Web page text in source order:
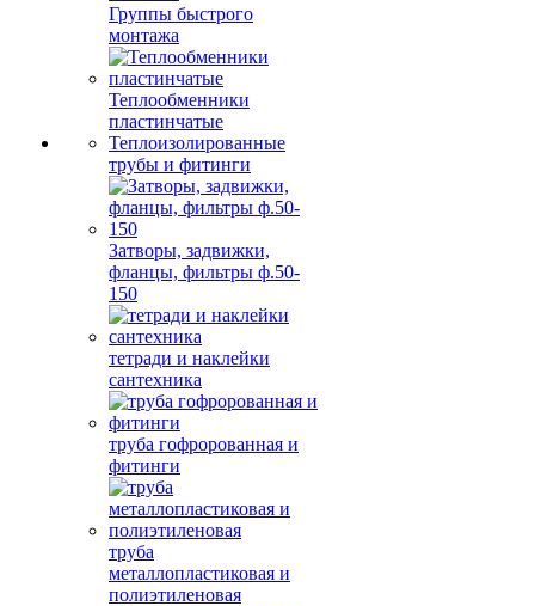
Группы быстрого
монтажа
Теплообменники
пластинчатые
Теплоизолированные
трубы и фитинги
Затворы, задвижки,
фланцы, фильтры ф.50-
150
тетради и наклейки
сантехника
труба гофророванная и
фитинги
труба
металлопластиковая и
полиэтиленовая